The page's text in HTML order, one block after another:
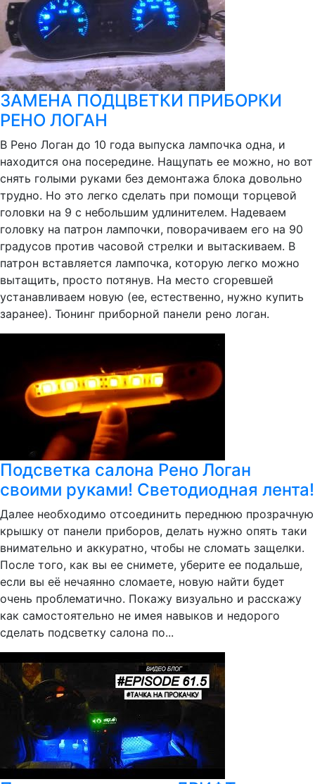
ЗАМЕНА ПОДЦВЕТКИ ПРИБОРКИ
РЕНО ЛОГАН
В Рено Логан до 10 года выпуска лампочка одна, и
находится она посередине. Нащупать ее можно, но вот
снять голыми руками без демонтажа блока довольно
трудно. Но это легко сделать при помощи торцевой
головки на 9 с небольшим удлинителем. Надеваем
головку на патрон лампочки, поворачиваем его на 90
градусов против часовой стрелки и вытаскиваем. В
патрон вставляется лампочка, которую легко можно
вытащить, просто потянув. На место сгоревшей
устанавливаем новую (ее, естественно, нужно купить
заранее). Тюнинг приборной панели рено логан.
Подсветка салона Рено Логан
своими руками! Светодиодная лента!
Далее необходимо отсоединить переднюю прозрачную
крышку от панели приборов, делать нужно опять таки
внимательно и аккуратно, чтобы не сломать защелки.
После того, как вы ее снимете, уберите ее подальше,
если вы её нечаянно сломаете, новую найти будет
очень проблематично. Покажу визуально и расскажу
как самостоятельно не имея навыков и недорого
сделать подсветку салона по...